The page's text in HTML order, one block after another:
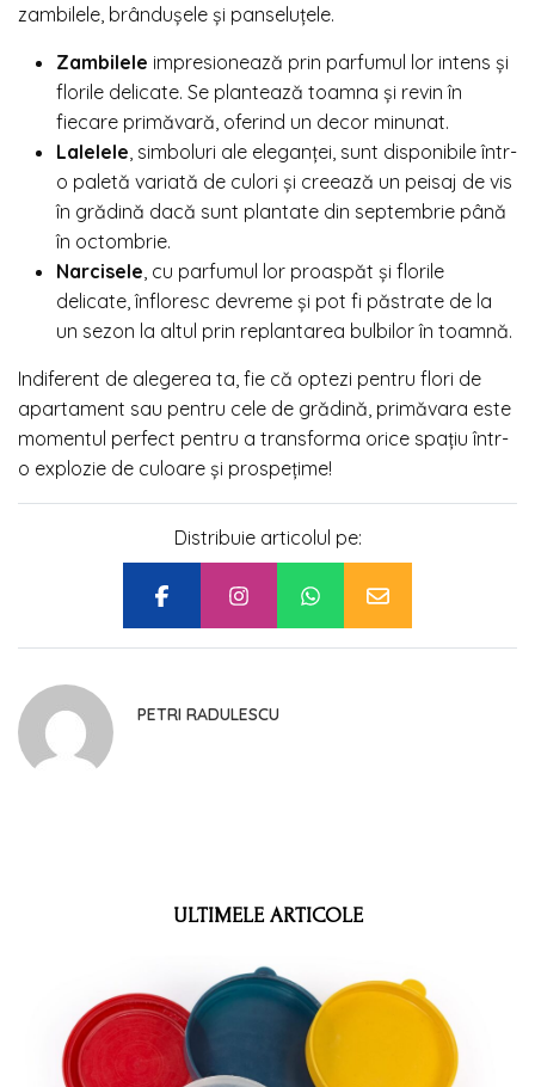
zambilele, brândușele și panseluțele.
Zambilele impresionează prin parfumul lor intens și
florile delicate. Se plantează toamna și revin în
fiecare primăvară, oferind un decor minunat.
Lalelele, simboluri ale eleganței, sunt disponibile într-
o paletă variată de culori și creează un peisaj de vis
în grădină dacă sunt plantate din septembrie până
în octombrie.
Narcisele, cu parfumul lor proaspăt și florile
delicate, înfloresc devreme și pot fi păstrate de la
un sezon la altul prin replantarea bulbilor în toamnă.
Indiferent de alegerea ta, fie că optezi pentru flori de
apartament sau pentru cele de grădină, primăvara este
momentul perfect pentru a transforma orice spațiu într-
o explozie de culoare și prospețime!
Distribuie articolul pe:
PETRI RADULESCU
ULTIMELE ARTICOLE